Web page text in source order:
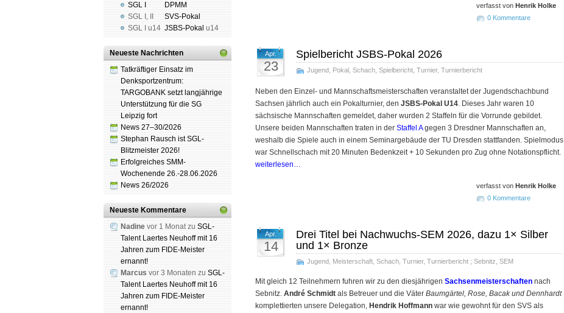
SGL I
SGL I ,
SGL I
u14
DPMM
SVS-Pokal
JSBS-Pokal u14
Neueste Nachrichten
Tatkräftiger Einsatz im
Denksportzentrum:
TARGOBANK setzt langjährige
Unterstützung für die SG
Leipzig fort
News 27–30/2026
Stephan Rausch ist SGL-
Blitzmeister 2026!
Erfolgreiches SMM-
Wochenende 26.-28.06.2026
News 26/2026
Neueste Kommentare
Nadine vor 1 Monat zu SGL-
Talent Laertes Neuhoff mit 16
Jahren zum FIDE-Meister
ernannt!
Marcus vor 3 Monaten zu SGL-
Talent Laertes Neuhoff mit 16
Jahren zum FIDE-Meister
ernannt!
verfasst von Henrik Holke
0 Kommentare
Apr.
23
Spielbericht JSBS-Pokal 2026
Jugend Pokal Schach Spielbericht Turnier, Turnierbericht
Neben den Einzel- und Mannschaftsmeisterschaften veranstaltet der Jugendschachbund
Sachsen jährlich auch ein Pokalturnier, den JSBS-Pokal U14. Dieses Jahr waren 10
sächsische Mannschaften gemeldet, daher wurden 2 Staffeln für die Vorrunde gebildet.
Unsere beiden Mannschaften traten in der Staffel Agegen 3 Dresdner Mannschaften an,
weshalb die Spiele auch in einem Seminargebäude der TU Dresden stattfanden. Spielmodus
war Schnellschach mit 20 Minuten Bedenkzeit + 10 Sekunden pro Zug ohne Notationspflicht.
weiterlesen…
verfasst von Henrik Holke
0 Kommentare
Apr.
14
Drei Titel bei Nachwuchs-SEM 2026, dazu 1× Silber
und 1× Bronze
Jugend Meisterschaft Schach Turnier, Turnierbericht ; Sebnitz SEM
Mit gleich 12 Teilnehmern fuhren wir zu den diesjährigen Sachsen­meister­schaften nach
Sebnitz. André Schmidt als Betreuer und die Väter Baumgärtel, Rose, Bacak und Dennhardt
komplettierten unsere Delegation, Hendrik Hoffmann war wie gewohnt für den SVS als